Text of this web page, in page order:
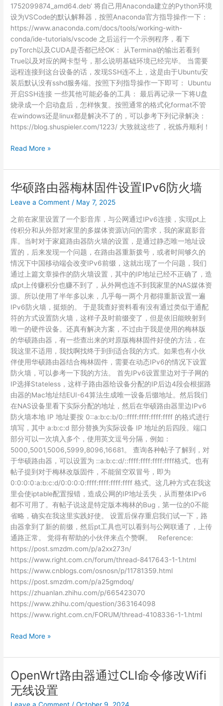
1752099874_amd64.deb’ 将自己用Anaconda建立的Python环境
设为VSCode的默认解释器，按照Anaconda官方指导操作一下：
https://www.anaconda.com/docs/tools/working-with-
conda/ide-tutorials/vscode 之后运行一个示例程序，看下
pyTorch以及CUDA是否都已经OK： 从Terminal的输出若看到
True以及对应的网卡型号，那么说明基础环境已经完毕。 当需要
远程连接到这台设备的话，发现SSH连不上，这是由于Ubuntu安
装后默认没有sshd服务端。按照下列指导操作一下即可： Ubuntu
开启SSH连接 一些其他可能必备的工具： 最后再记录一下将U盘
烧录成一个启动盘后，怎样恢复。按照通常的格式化format不管
在windows还是linux都是解决不了的，可以参考下列记录解决：
https://blog.shuspieler.com/1223/ 大致就这些了，祝炼丹顺利！
深
学
习
工
作
系
统
重
装
步
骤
记
录
Read More »
华硕路由器梅林固件设置IPv6防火墙
Leave a Comment / May 7, 2025
之前在家里设置了一个影音库，与公网通过IPv6连接，实现pt上
传积分和从外部对家里的多媒体资源访问的需求，我的家庭影音
库。当时对于家庭路由器防火墙的设置，是通过静态唯一地址设
置的，后来发现一个问题，在路由器重新拨号，或者时间够久的
情况下中国移动端会改变IPv6前缀，这就出现了一个问题，我们
通过上篇文章操作的防火墙设置，其中的IP地址已经不正确了，造
成pt上传赚积分也赚不到了，从外网也连不到我家里的NAS媒体资
源。所以使用了半年多以来，几乎每一两个月都得重新设置一遍
IPv6防火墙，挺烦的。 于是我查好资料看有没有通过类似于通配
符的方式设置防火墙，这样子及时前缀变了，但是依旧能映射到
唯一的硬件设备。还真有解决方案，不过由于我是使用的梅林版
的华硕路由器，有一些查出来的对原版梅林固件好使的方法，在
我这里不适用，我找啊找终于到到适合我的方式。如果也有小伙
伴使用华硕路由器结合梅林固件，需要在动态IPv6的情况下设置
防火墙，可以参考一下我的方法。 首先IPv6设置里边对于子网的
IP选择Stateless，这样子路由器给设备分配的IP后边4段会根据路
由器的Mac地址结EUI-64算法生成唯一设备后缀地址。然后我们
在NAS设备里看下实际分配的地址，然后在华硕路由器里边IPv6
防火墙本地 IP 地址要按 0::a:b:c:b/0::ffff:ffff:ffff:ffff 的格式进行
填写，其中 a:b:c:d 部分替换为实际设备 IP 地址的后四段。端口
部分可以一次填入多个，使用英文逗号分隔，例如：
5000,5001,5006,5999,8096,16681。 查询各种帖子了解到，对
于华硕路由器，可以设置为 ::a:b:c:d/::ffff:ffff:ffff:ffff格式。也有
帖子提到对于梅林改版固件，不能留空双冒号，即为
0:0:0:0:a:b:c:d/0:0:0:0:ffff:ffff:ffff:ffff 格式。这几种方式在我这
里会使iptable配置报错，造成公网的IP地址丢失，从而整体IPv6
都不可用了。有帖子说这是特定版本梅林的Bug，第一位的0不能
省略，确实在我这里实践好使。 设置后保存重启我们试一下，路
由器拿到了新的前缀，然后pt工具也可以看到与公网联通了，上传
通路正常。 觉得有帮助的小伙伴来点个赞啊。 Reference:
https://post.smzdm.com/p/a2xx273n/
https://www.right.com.cn/forum/thread-8417643-1-1.html
https://www.cnblogs.com/osnosn/p/11781359.html
https://post.smzdm.com/p/a25gmdoq/
https://zhuanlan.zhihu.com/p/665423070
https://www.zhihu.com/question/363164098
https://www.right.com.cn/FORUM/thread-4108336-1-1.html
华
路
器
梅
林
Read More »
OpenWrt路由器通过CLI命令修改Wifi
无线设置